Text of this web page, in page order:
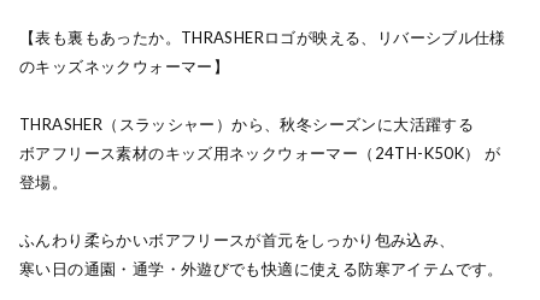
【表も裏もあったか。THRASHERロゴが映える、リバーシブル仕様
のキッズネックウォーマー】
THRASHER（スラッシャー）から、秋冬シーズンに大活躍する
ボアフリース素材のキッズ用ネックウォーマー（24TH-K50K） が
登場。
ふんわり柔らかいボアフリースが首元をしっかり包み込み、
寒い日の通園・通学・外遊びでも快適に使える防寒アイテムです。